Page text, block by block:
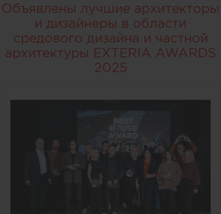
Объявлены лучшие архитекторы
и дизайнеры в области
средового дизайна и частной
архитектуры EXTERIA AWARDS
2025